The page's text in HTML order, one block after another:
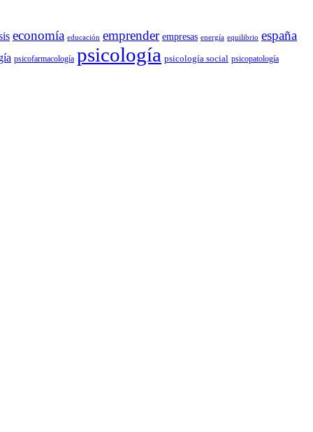
economía educación emprender empresas energía equilibrio españa
psicofarmacología psicología psicología social psicopatología